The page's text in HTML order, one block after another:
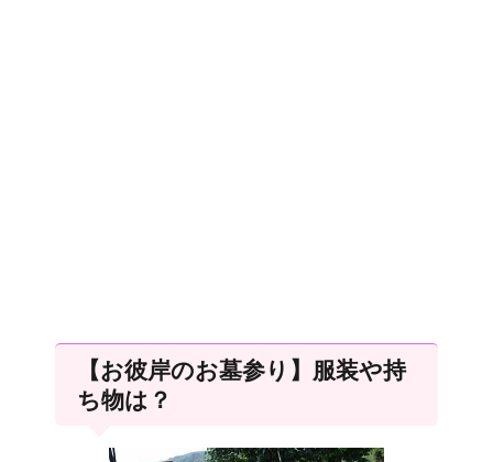
【お彼岸のお墓参り】服装や持
ち物は？